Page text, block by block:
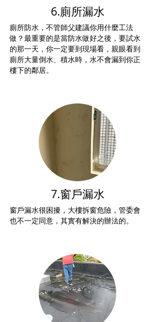
6.廁所漏水
廁所防水，不管師父建議你用什麼工法
做？最重要的是當防水做好之後，要試水
的那一天，你一定要到現場看，親眼看到
廁所大量倒水、積水時，水不會漏到你正
樓下的鄰居。
7.窗戶漏水
窗戶漏水很困擾，大樓拆窗危險，管委會
也不一定同意，其實有解決的辦法的。